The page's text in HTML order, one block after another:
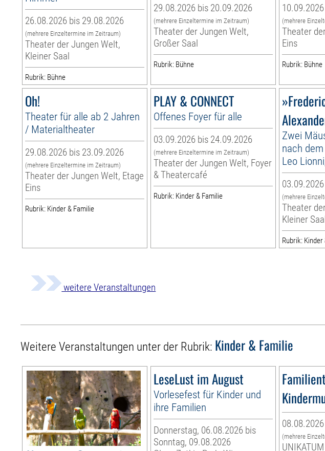
26.08.2026 bis 29.08.2026
(mehrere Einzeltermine im Zeitraum)
Theater der Jungen Welt,
Kleiner Saal
Rubrik: Bühne
29.08.2026 bis 20.09.2026
(mehrere Einzeltermine im Zeitraum)
Theater der Jungen Welt,
Großer Saal
Rubrik: Bühne
(mehrere
Theater
Eins
Rubrik: Bühne
Oh!
Theater für alle ab 2 Jahren
/ Materialtheater
29.08.2026 bis 23.09.2026
(mehrere Einzeltermine im Zeitraum)
Theater der Jungen Welt, Etage
Eins
Rubrik: Kinder & Familie
PLAY & CONNECT
Offenes Foyer für alle
03.09.2026 bis 24.09.2026
(mehrere Einzeltermine im Zeitraum)
Theater der Jungen Welt, Foyer
& Theatercafé
Rubrik: Kinder & Familie
Zwei
nach
Leo
(mehrere
Theater
Kleiner
Rubrik:
weitere Veranstaltungen
Weitere Veranstaltungen unter der Rubrik: Kinder & Familie
LeseLust im August
Vorlesefest für Kinder und
ihre Familien
Donnerstag, 06.08.2026 bis
Sonntag, 09.08.2026
(mehrere